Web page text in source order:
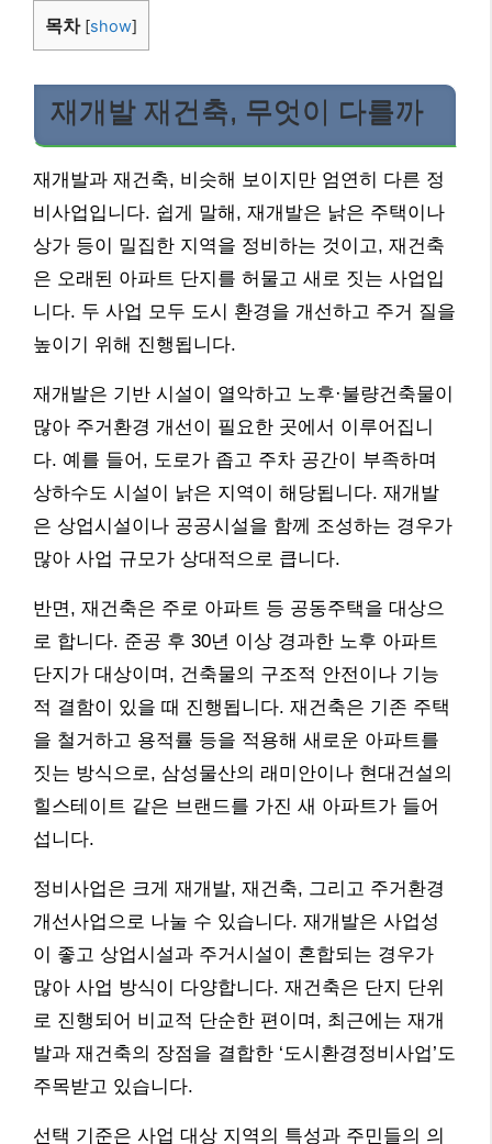
목차 [show]
재개발 재건축, 무엇이 다를까
재개발과 재건축, 비슷해 보이지만 엄연히 다른 정
비사업입니다. 쉽게 말해, 재개발은 낡은 주택이나
상가 등이 밀집한 지역을 정비하는 것이고, 재건축
은 오래된 아파트 단지를 허물고 새로 짓는 사업입
니다. 두 사업 모두 도시 환경을 개선하고 주거 질을
높이기 위해 진행됩니다.
재개발은 기반 시설이 열악하고 노후·불량건축물이
많아 주거환경 개선이 필요한 곳에서 이루어집니
다. 예를 들어, 도로가 좁고 주차 공간이 부족하며
상하수도 시설이 낡은 지역이 해당됩니다. 재개발
은 상업시설이나 공공시설을 함께 조성하는 경우가
많아 사업 규모가 상대적으로 큽니다.
반면, 재건축은 주로 아파트 등 공동주택을 대상으
로 합니다. 준공 후 30년 이상 경과한 노후 아파트
단지가 대상이며, 건축물의 구조적 안전이나 기능
적 결함이 있을 때 진행됩니다. 재건축은 기존 주택
을 철거하고 용적률 등을 적용해 새로운 아파트를
짓는 방식으로, 삼성물산의 래미안이나 현대건설의
힐스테이트 같은 브랜드를 가진 새 아파트가 들어
섭니다.
정비사업은 크게 재개발, 재건축, 그리고 주거환경
개선사업으로 나눌 수 있습니다. 재개발은 사업성
이 좋고 상업시설과 주거시설이 혼합되는 경우가
많아 사업 방식이 다양합니다. 재건축은 단지 단위
로 진행되어 비교적 단순한 편이며, 최근에는 재개
발과 재건축의 장점을 결합한 ‘도시환경정비사업’도
주목받고 있습니다.
선택 기준은 사업 대상 지역의 특성과 주민들의 의